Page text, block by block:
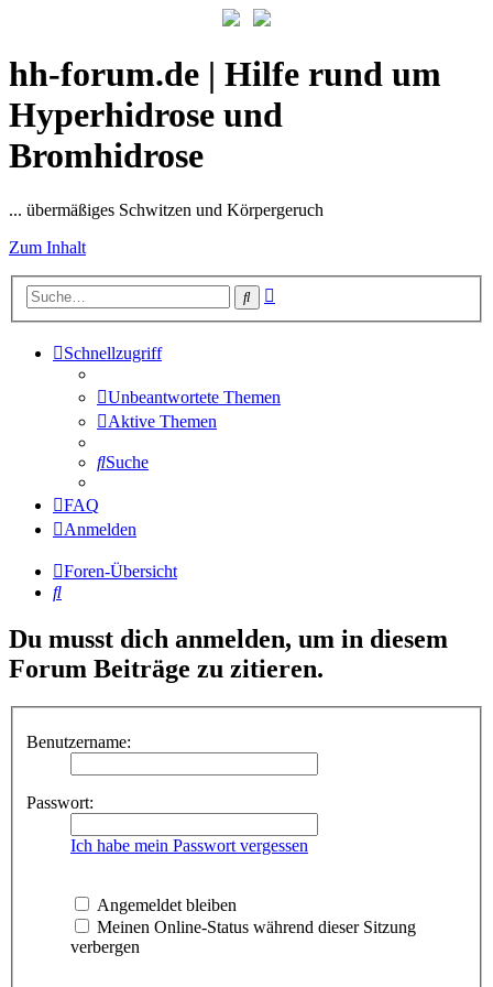
hh-forum.de | Hilfe rund um
Hyperhidrose und
Bromhidrose
... übermäßiges Schwitzen und Körpergeruch
Zum Inhalt
Suche
Schnellzugriff
Unbeantwortete Themen
Aktive Themen
Suche
FAQ
Anmelden
Foren-Übersicht
Suche
Du musst dich anmelden, um in diesem
Forum Beiträge zu zitieren.
Benutzername:
Passwort:
Ich habe mein Passwort vergessen
Angemeldet bleiben
Meinen Online-Status während dieser Sitzung
verbergen